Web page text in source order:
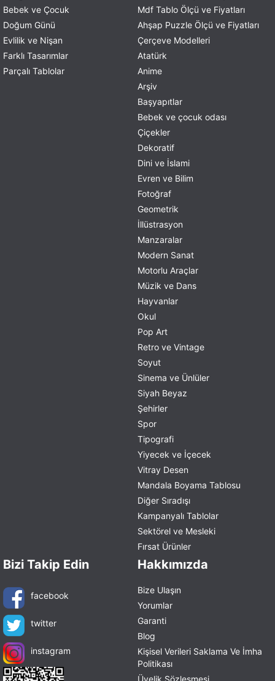
Bebek ve Çocuk
Doğum Günü
Evlilik ve Nişan
Farklı Tasarımlar
Parçalı Tablolar
Mdf Tablo Ölçü ve Fiyatları
Ahşap Puzzle Ölçü ve Fiyatları
Çerçeve Modelleri
Atatürk
Anime
Arşiv
Başyapıtlar
Bebek ve çocuk odası
Çiçekler
Dekoratif
Dini ve İslami
Evren ve Bilim
Fotoğraf
Geometrik
İllüstrasyon
Manzaralar
Modern Sanat
Motorlu Araçlar
Müzik ve Dans
Hayvanlar
Okul
Pop Art
Retro ve Vintage
Soyut
Sinema ve Ünlüler
Siyah Beyaz
Şehirler
Spor
Tipografi
Yiyecek ve İçecek
Vitray Desen
Mandala Boyama Tablosu
Diğer Sıradışı
Kampanyalı Tablolar
Sektörel ve Mesleki
Fırsat Ürünler
Bizi Takip Edin
facebook
twitter
instagram
Hakkımızda
Bize Ulaşın
Yorumlar
Garanti
Blog
Kişisel Verileri Saklama Ve İmha
Politikası
Üyelik Sözleşmesi